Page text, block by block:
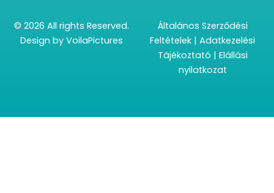
© 2026 All rights Reserved.
Design by VoilaPictures
Általános Szerződési
Feltételek | Adatkezelési
Tájékoztató | Elállási
nyilatkozat